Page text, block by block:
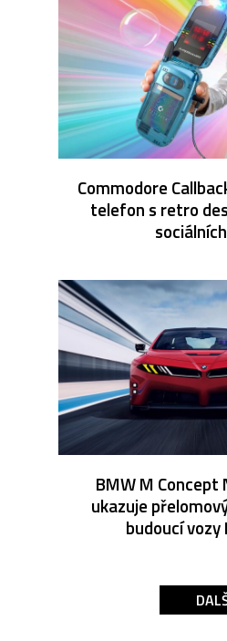
Commodore
telefon s retro
BMW M Concept
ukazuje
budoucí vozy